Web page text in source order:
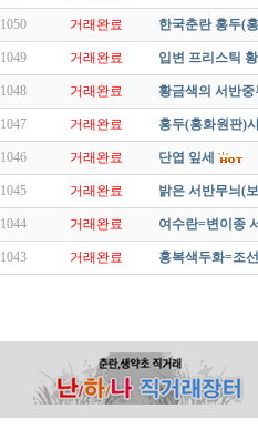
1050 거래완료 한국춘란 홍두(
1049 거래완료 입변 프리스틱
1048 거래완료 황금색의 서반중
1047 거래완료 홍두(홍화원판)
1046 거래완료 단엽 잎세
1045 거래완료 밝은 서반무늬(
1044 거래완료 여수란=변이종
1043 거래완료 홍복색두화=조